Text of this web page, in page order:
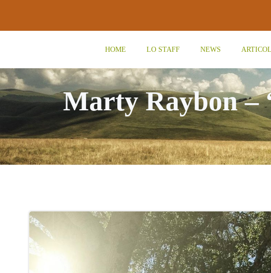
contenuto
HOME LO STAFF NEWS
Marty Raybon –